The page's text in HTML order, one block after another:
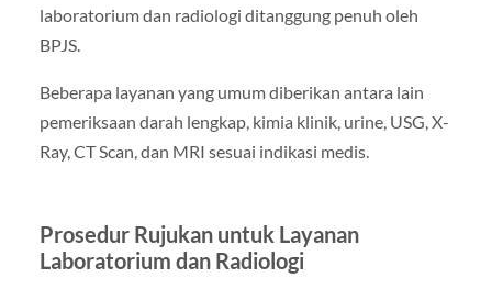
laboratorium dan radiologi ditanggung penuh oleh
BPJS.
Beberapa layanan yang umum diberikan antara lain
pemeriksaan darah lengkap, kimia klinik, urine, USG, X-
Ray, CT Scan, dan MRI sesuai indikasi medis.
Prosedur Rujukan untuk Layanan
Laboratorium dan Radiologi